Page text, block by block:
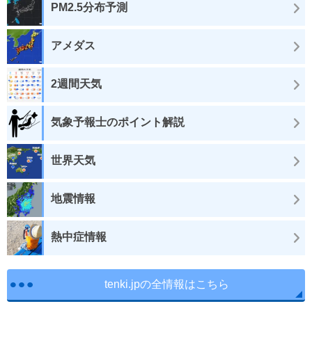
PM2.5分布予測
アメダス
2週間天気
気象予報士のポイント解説
世界天気
地震情報
熱中症情報
tenki.jpの全情報はこちら